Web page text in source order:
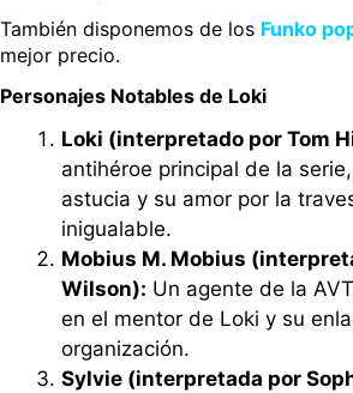
También disponemos de los Funko
mejor precio.
Personajes Notables de Loki
Loki (interpretado por Tom
antihéroe principal de la
astucia y su amor por la
inigualable.
Mobius M. Mobius
Wilson): Un agente de la
en el mentor de Loki y su
organización.
Sylvie (interpretada por